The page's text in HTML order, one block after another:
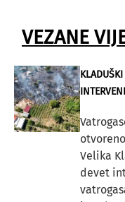
VEZANE
KLADUŠKI
Velika
devet